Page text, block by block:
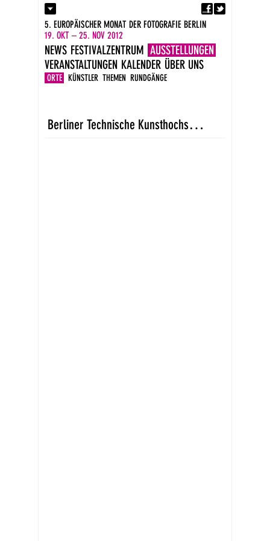
Kontakt
Presse
Impressum
DE
EN
5. EUROPÄISCHER MONAT DER FOTOGRAFIE BERLIN
19. OKT – 25. NOV 2012
NEWS FESTIVALZENTRUM AUSSTELLUNGEN
ORTE KÜNSTLER THEMEN RUNDGÄNGE
VERANSTALTUNGEN KALENDER ÜBER UNS
B
erliner Technische Kunsthochschule